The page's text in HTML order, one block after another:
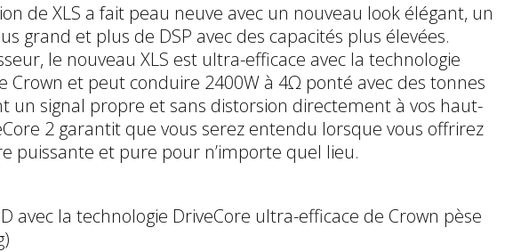
de XLS a fait peau neuve avec un nouveau look élégant, un
grand et plus de DSP avec des capacités plus élevées.
le nouveau XLS est ultra-efficace avec la technologie
Crown et peut conduire 2400W à 4Ω ponté avec des tonnes
un signal propre et sans distorsion directement à vos haut-
2 garantit que vous serez entendu lorsque vous offrirez
puissante et pure pour n’importe quel lieu.
avec la technologie DriveCore ultra-efficace de Crown pèse